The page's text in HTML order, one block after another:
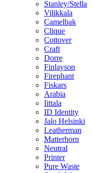
Stanley/Stella
Vilikkala
Camelbak
Clique
Cottover
Craft
Dorre
Finlayson
Firephant
Fiskars
Arabia
Iittala
ID Identity
Jalo Helsinki
Leatherman
Matterhorn
Neutral
Printer
Pure Waste